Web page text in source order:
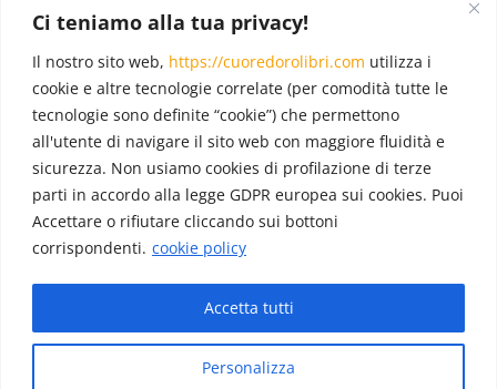
Ci teniamo alla tua privacy!
Il nostro sito web, https://cuoredorolibri.com utilizza i
cookie e altre tecnologie correlate (per comodità tutte le
tecnologie sono definite “cookie”) che permettono
all'utente di navigare il sito web con maggiore fluidità e
sicurezza. Non usiamo cookies di profilazione di terze
parti in accordo alla legge GDPR europea sui cookies. Puoi
Accettare o rifiutare cliccando sui bottoni
corrispondenti. cookie policy
Personalizza
Accetta tutti
La legge di Attrazione per principianti
Eventi(6)
In evidenza(18)
Novità
Pubblicazioni(22)
Blog(22)
Diffondiamo gratitudine e il mondo sorriderà.